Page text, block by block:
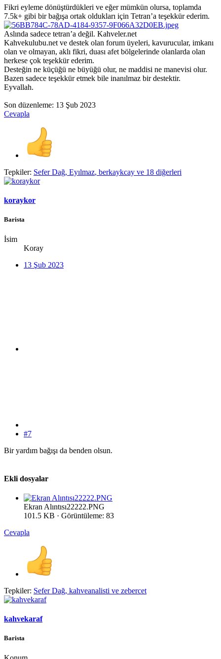
Fikri eyleme dönüştürdükleri ve eğer mümkün olursa, toplamda
7.5k+ gibi bir bağışa ortak oldukları için Tetran’a teşekkür ederim.
Aslında sadece tetran’a değil. Kahveler.net
Kahvekulubu.net ve destek olan forum üyeleri, kavurucular, imkanı
olan ve olmayan, aklı fikri, duası afet bölgelerinde olanlarda olan
herkese çok teşekkür ederim.
Desteğin ne küçüğü ne büyüğü olur, ne maddisi ne manevisi olur.
Bazen sadece teşekkür etmek bile inanılmaz bir destektir.
Eyvallah.
Son düzenleme: 13 Şub 2023
Cevapla
Tepkiler: Sefer Dağ, Eyılmaz, berkaykcay ve 18 diğerleri
koraykor
Barista
İsim
Koray
13 Şub 2023
#7
Bir yardım bağışı da benden olsun.
Ekli dosyalar
Ekran Alıntısı22222.PNG
101.5 KB · Görüntüleme: 83
Cevapla
Tepkiler: Sefer Dağ, kahveanalisti ve zebercet
kahvekaraf
Barista